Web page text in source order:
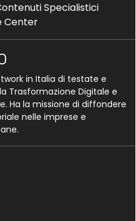
Specialistici
Center
in Italia di testate e
Trasformazione Digitale e
Ha la missione di diffondere
nelle imprese e